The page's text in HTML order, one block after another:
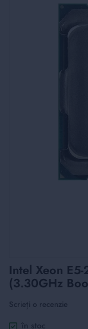
Skip
to
the
beginning
of
the
Intel Xeon
(3.30GHz
Scrieți o recenzie
în stoc